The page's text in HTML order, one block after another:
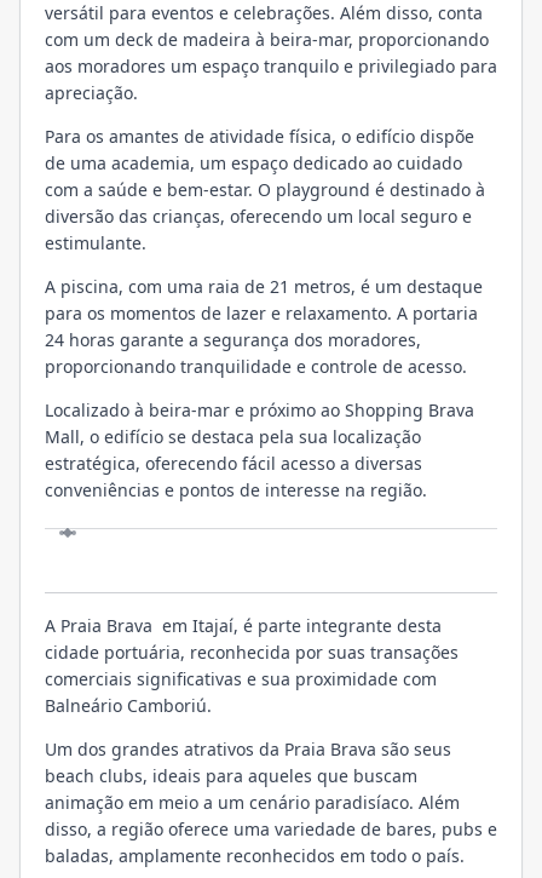
versátil para eventos e celebrações. Além disso, conta
com um deck de madeira à beira-mar, proporcionando
aos moradores um espaço tranquilo e privilegiado para
apreciação.
Para os amantes de atividade física, o edifício dispõe
de uma academia, um espaço dedicado ao cuidado
com a saúde e bem-estar. O playground é destinado à
diversão das crianças, oferecendo um local seguro e
estimulante.
A piscina, com uma raia de 21 metros, é um destaque
para os momentos de lazer e relaxamento. A portaria
24 horas garante a segurança dos moradores,
proporcionando tranquilidade e controle de acesso.
Localizado à beira-mar e próximo ao Shopping Brava
Mall, o edifício se destaca pela sua localização
estratégica, oferecendo fácil acesso a diversas
conveniências e pontos de interesse na região.
A Praia Brava em Itajaí, é parte integrante desta
cidade portuária, reconhecida por suas transações
comerciais significativas e sua proximidade com
Balneário Camboriú.
Um dos grandes atrativos da Praia Brava são seus
beach clubs, ideais para aqueles que buscam
animação em meio a um cenário paradisíaco. Além
disso, a região oferece uma variedade de bares, pubs e
baladas, amplamente reconhecidos em todo o país.